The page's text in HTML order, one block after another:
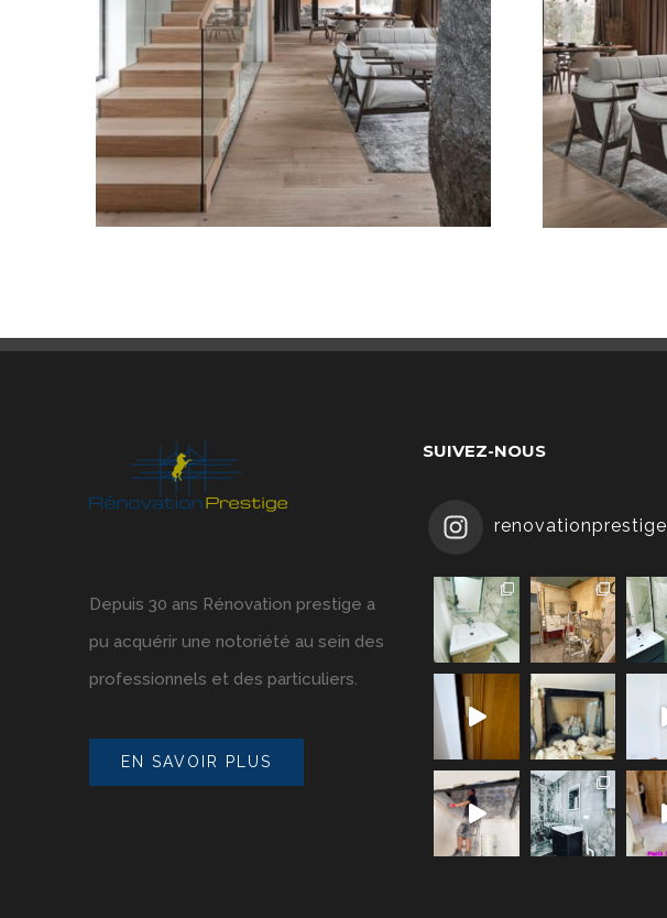
Depuis 30 ans Rénovation prestige a
pu acquérir une notoriété au sein des
professionnels et des particuliers.
EN SAVOIR PLUS
SUIVEZ-NOUS
renovationprestige